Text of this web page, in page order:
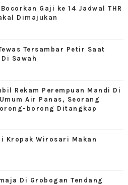
Gaji ke 14 Jadwal THR
Dimajukan
Tersambar Petir Saat
Sawah
Rekam Perempuan Mandi Di
Air Panas, Seorang
borong Ditangkap
Kropak Wirosari Makan
Di Grobogan Tendang